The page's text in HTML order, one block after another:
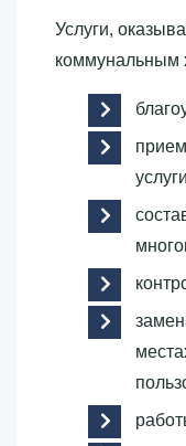
Услуги,
коммунальным